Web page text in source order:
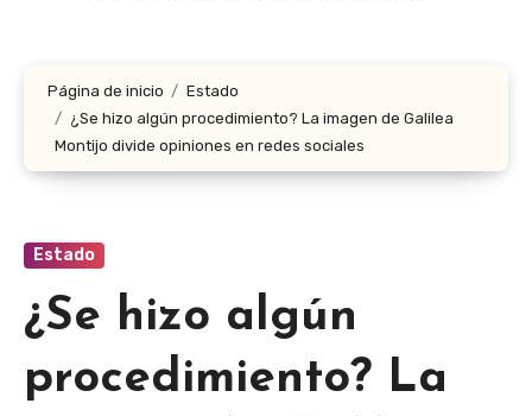
Página de inicio
Estado
¿Se hizo algún procedimiento? La imagen de Galilea
Montijo divide opiniones en redes sociales
Estado
¿Se hizo algún
procedimiento? La